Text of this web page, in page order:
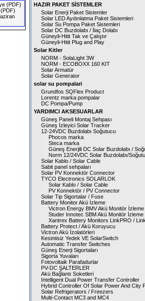
(PDF)
(PDF)
HAZIR PAKET SİSTEMLER
Solar Enerji Paket Sistemler
Solar LED Aydınlatma Paket Sistemleri
Solar Su Pompa Paket Sistemleri
Solar DC Buzdolabı / İlaç Dolabı
Güneyli-Hitit Tak ve Çalıştır
Güneyli-Hitit Plug and Play
Solar Kitler
NORM - SolaLight 3W
NORM - ECOBOXX 160 KIT
Solar Armatür
Solar Generator
solar su pompalari
Grundfos SQFlex Product
Lorentz marka pompalar
DC Pompa/Pump
YARDIMCI AKSESUARLAR
Güneş Paneli Montaj Sehpası
Güneş İzleyici Solar Tracker
12-24VDC Buzdolabı Soğutucu
Phocos marka
Steca marka
Güneş Enerjili DC Solar Buzdolabı /
Norm 12/24VDC Solar Buzdolabı/
Solar Kablo / Solar Cable
Sabit panel sehpaları
Solar PV Konnektör Connector
TYCO Electronics SOLARLOK
Solar Kablo / Solar Cable
PV Konnektör / PV Connector
Solar Tip Sigortalar / Fuse
Battery Monitor Akü İzleme
Victron Energy BMV Akü Monitör İzleme
Studer Innotec SBM Akü Monitör İzleme
Xantrex Battery Monitors LinkPRO /
Battery Protect / Akü Koruyucu
Victron Akü İzolatörleri
Kesintisiz Yedek VE SolarSwitch
Automatic Transfer Switches
Güneş Enerji Sigortaları
Sigorta Yuvaları
Fotovoltaik Parafadurlar
PV-DC ŞALTERLER
Akü Bağlantı Soketleri
Intelligent Dual Power Transfer Controller
Hybrid Controller Of Solar Power And City
Solar Refrigerators / Freezers
Multi-Contact MC3 and MC4